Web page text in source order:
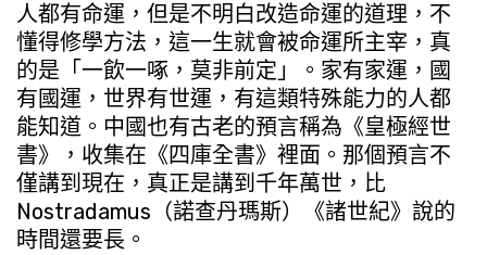
人都有命運，但是不明白改造命運的道理，不
懂得修學方法，這一生就會被命運所主宰，真
的是「一飲一啄，莫非前定」。家有家運，國
有國運，世界有世運，有這類特殊能力的人都
能知道。中國也有古老的預言稱為《皇極經世
書》，收集在《四庫全書》裡面。那個預言不
僅講到現在，真正是講到千年萬世，比
Nostradamus（諾查丹瑪斯）《諸世紀》說的
時間還要長。